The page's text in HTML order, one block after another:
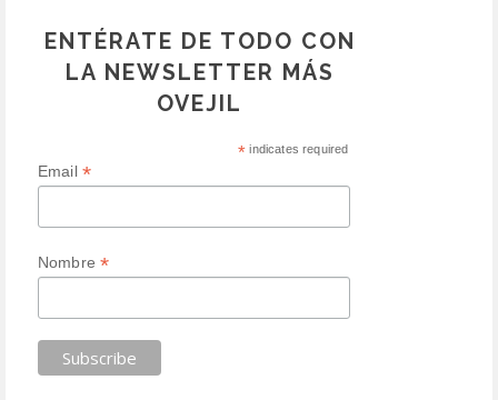
ENTÉRATE DE TODO CON
LA NEWSLETTER MÁS
OVEJIL
* indicates required
Email *
Nombre*